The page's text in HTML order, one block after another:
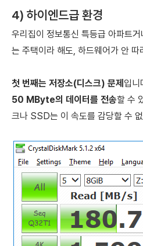
4) 하이엔드급 환경
우리집이 정보통신 특등급 아파트거
는 주택이라 해도, 하드웨어가 안 따
첫 번째는 저장소(디스크) 문제 입니
50 MByte의 데이터를 전송할 수
크나 SSD는 이 속도를 감당할 수